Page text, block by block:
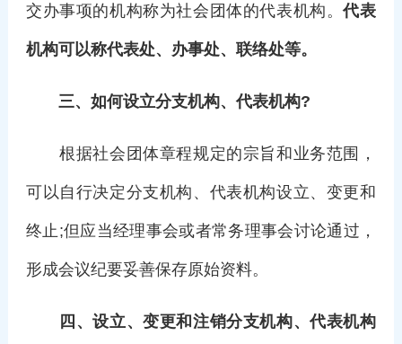
交办事项的机构称为社会团体的代表机构。代表
机构可以称代表处、办事处、联络处等。
三、如何设立分支机构、代表机构?
根据社会团体章程规定的宗旨和业务范围，
可以自行决定分支机构、代表机构设立、变更和
终止;但应当经理事会或者常务理事会讨论通过，
形成会议纪要妥善保存原始资料。
四、设立、变更和注销分支机构、代表机构